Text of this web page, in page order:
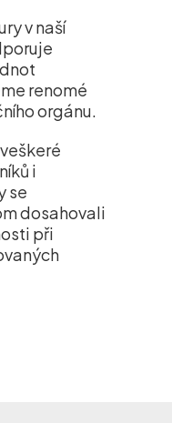
v naší
renomé
orgánu.
i
se
dosahovali
při